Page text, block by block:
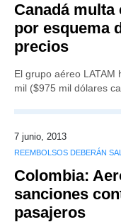
Canadá multa
por esquema
precios
El grupo aéreo LATAM
mil ($975 mil dólares
7 junio, 2013
REEMBOLSOS DEBERÁN
Colombia:
sanciones
pasajeros